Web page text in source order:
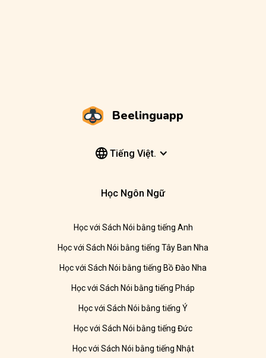
Beelinguapp
Tiếng Việt.
Học Ngôn Ngữ
Học với Sách Nói bằng tiếng Anh
Học với Sách Nói bằng tiếng Tây Ban Nha
Học với Sách Nói bằng tiếng Bồ Đào Nha
Học với Sách Nói bằng tiếng Pháp
Học với Sách Nói bằng tiếng Ý
Học với Sách Nói bằng tiếng Đức
Học với Sách Nói bằng tiếng Nhật